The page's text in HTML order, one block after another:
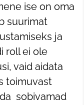
ise on oma
suurimat
ja
roll ei ole
vaid aidata
toimuvast
sobivamad